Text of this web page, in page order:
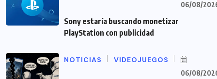
06/08/
Sony estaría buscando monetizar
PlayStation con publicidad
NOTICIAS VIDEOJUEGOS
06/08/